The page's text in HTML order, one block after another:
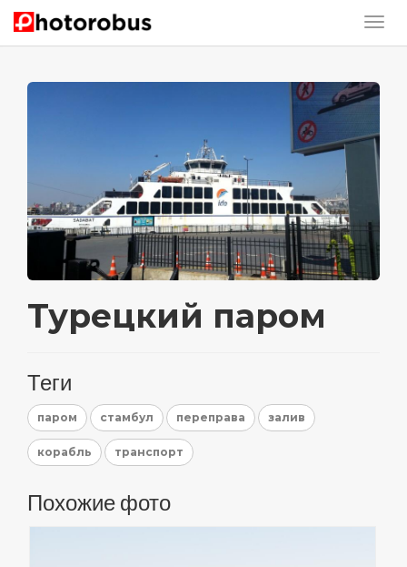
Турецкий паром
Теги
паром стамбул переправа залив
корабль транспорт
Похожие фото